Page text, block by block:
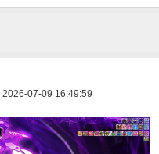
on/off
쓰
2026-07-09 16:49:59